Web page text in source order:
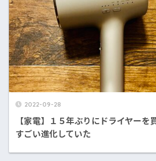
2022-09-28
【家電】１５年ぶりにドライヤーを
すごい進化していた